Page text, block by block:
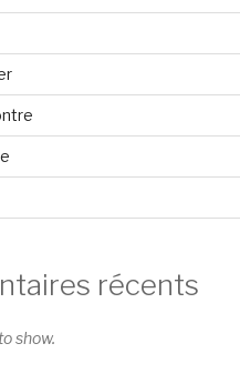
récents
show.